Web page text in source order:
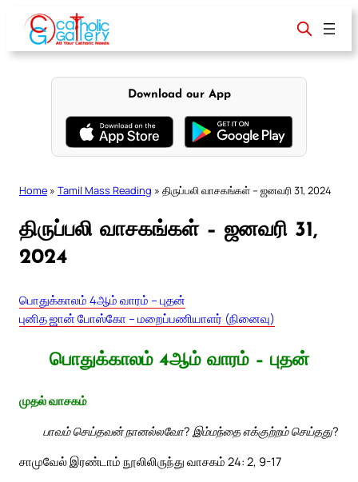
content
Download our App
Home » Tamil Mass Reading » திருப்பலி வாசகங்கள் – ஜனவரி 31, 2024
திருப்பலி வாசகங்கள் – ஜனவரி 31,
2024
பொதுக்காலம் 4ஆம் வாரம் – புதன்
புனித ஜான் போஸ்கோ – மறைப்பணியாளர் (நினைவு)
பொதுக்காலம் 4ஆம் வாரம் – புதன்
முதல் வாசகம்
பாவம் செய்தவன் நானல்லவோ? இம்மந்தை எக்குற்றம் செய்தது?
சாமுவேல் இரண்டாம் நூலிலிருந்து வாசகம் 24: 2, 9-17